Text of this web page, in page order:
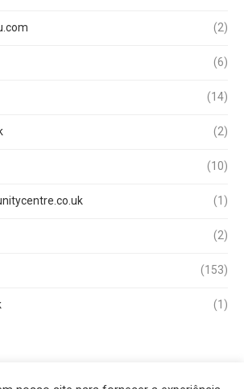
(2)
(6)
(14)
(2)
(10)
(1)
(2)
(153)
(1)